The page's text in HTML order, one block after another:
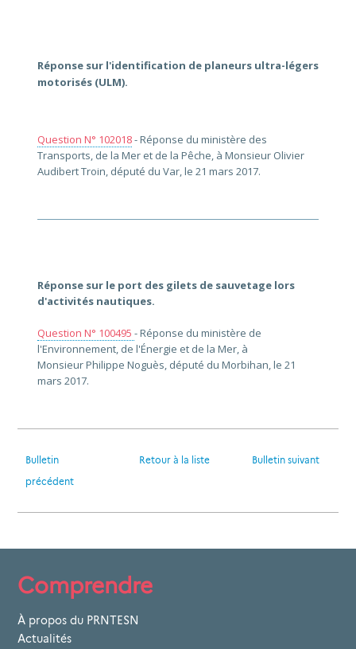
Réponse sur l'identification de planeurs ultra-légers
motorisés (ULM).
Question N° 102018- Réponse du ministère des
Transports, de la Mer et de la Pêche, à Monsieur Olivier
Audibert Troin, député du Var, le 21 mars 2017.
Réponse sur le port des gilets de sauvetage lors
d'activités nautiques.
Question N° 100495 - Réponse du ministère de
l'Environnement, de l'Énergie et de la Mer, à
Monsieur Philippe Noguès, député du Morbihan, le 21
mars 2017.
Bulletin
précédent
Retour à la liste Bulletin suivant
Comprendre
À propos du PRNTESN
Actualités